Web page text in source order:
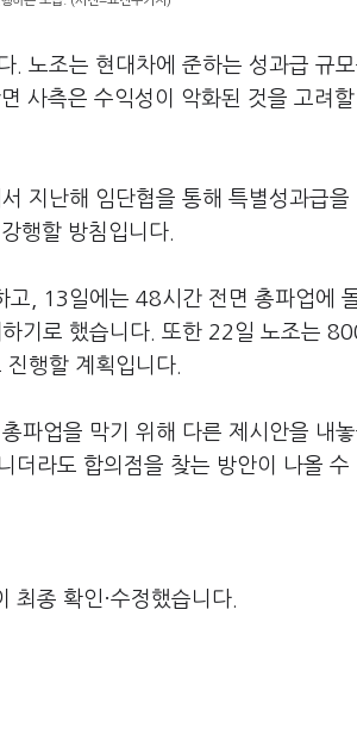
. 노조는 현대차에 준하는 성과급 규
사측은 수익성이 악화된 것을 고려
지난해 임단협을 통해 특별성과급을
행할 방침입니다.
고, 13일에는 48시간 전면 총파업에
기로 했습니다. 또한 22일 노조는
행할 계획입니다.
파업을 막기 위해 다른 제시안을 내
더라도 합의점을 찾는 방안이 나올 수
최종 확인·수정했습니다.